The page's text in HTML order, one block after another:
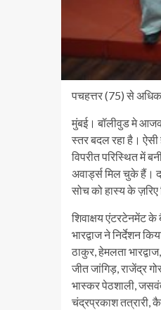
पचहत्तर (75) से
मुंबई। बॉलीवुड मे
स्तर बदल रहा है।
विपरीत परिस्थित में
अवार्ड्स मिल चुके हैं।
सोच को हास्य के
शिवाक्षय एंटरटेनमेंट
भारद्वाज ने निर्देशन
ठाकुर, हेमलता
जीत जांगिड़, राजेंद्र
भास्कर पेठशाली, जसवंत
चंद्रप्रकाश तत्रारी,